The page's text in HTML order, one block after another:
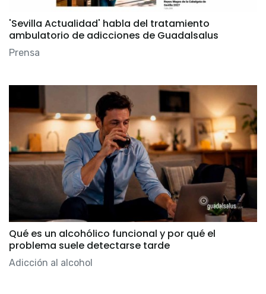
'Sevilla Actualidad' habla del tratamiento
ambulatorio de adicciones de Guadalsalus
Prensa
Qué es un alcohólico funcional y por qué el
problema suele detectarse tarde
Adicción al alcohol